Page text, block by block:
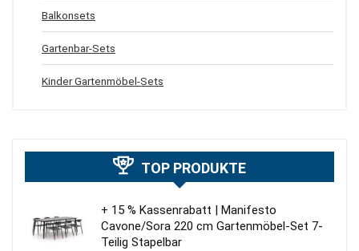
Balkonsets
Gartenbar-Sets
Kinder Gartenmöbel-Sets
TOP PRODUKTE
+ 15 % Kassenrabatt | Manifesto
Cavone/Sora 220 cm Gartenmöbel-Set 7-
Teilig Stapelbar